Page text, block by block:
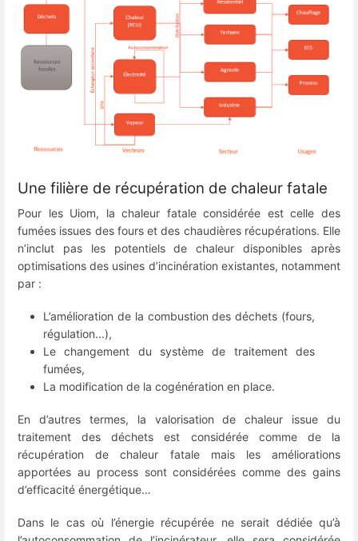
Une filière de récupération de chaleur fatale
Pour les Uiom, la chaleur fatale considérée est celle des
fumées issues des fours et des chaudières récupérations. Elle
n’inclut pas les potentiels de chaleur disponibles après
optimisations des usines d’incinération existantes, notamment
par :
L’amélioration de la combustion des déchets (fours,
régulation...),
Le changement du système de traitement des
fumées,
La modification de la cogénération en place.
En d’autres termes, la valorisation de chaleur issue du
traitement des déchets est considérée comme de la
récupération de chaleur fatale mais les améliorations
apportées au process sont considérées comme des gains
d’efficacité énergétique…
Dans le cas où l’énergie récupérée ne serait dédiée qu’à